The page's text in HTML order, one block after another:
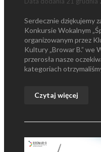
Serdecznie dziękujemy
Konkursie Wokalnym
organizowanym przez
Kultury „Browar B.” we
przerosła nasze
kategoriach
Czytaj więcej